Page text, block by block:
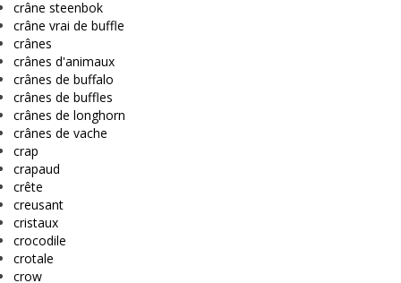
crâne steenbok
crâne vrai de buffle
crânes
crânes d'animaux
crânes de buffalo
crânes de buffles
crânes de longhorn
crânes de vache
crap
crapaud
crête
creusant
cristaux
crocodile
crotale
crow